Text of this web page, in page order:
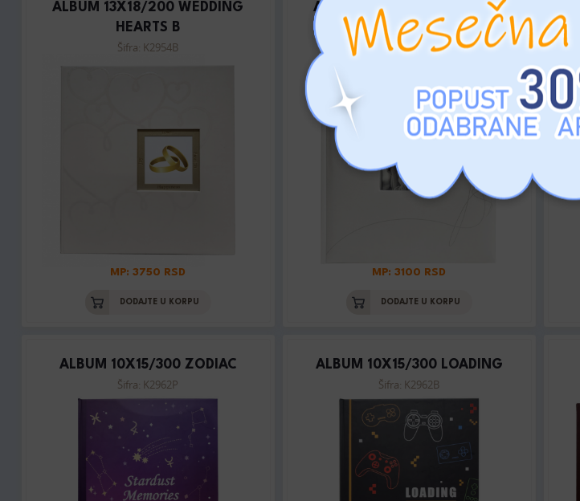
ALBUM 13X18/200 WEDDING
HEARTS B
Šifra: K2954B
MP: 3750 RSD
DODAJTE U KORPU
ALBUM 13X18/200 WEDDING
ROSE
Šifra: K2917_2
MP: 3100 RSD
DODAJTE U KORPU
ALBUM 10X15/300 ZODIAC
Šifra: K2962P
ALBUM 10X15/300 LOADING
Šifra: K2962B